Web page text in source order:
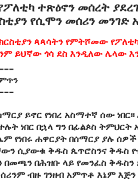
ተጽዕኖን መሰረት
የሲሞን መሰሪን መንገድ
ጳጳሳትን የምትሾመው
ይህኛው ጎሳ ደስ እንዲለው ሌላው
ይኖር የነበረ አስማተኛ ሰው
ነበር በኋላ ግን በፊልጶስ
የነበሩ ሐዋርያት በሰማርያ ያሉ
ሲያውቁ ቅዱስ ጴጥሮስንና ቅዱስ
በሕዝቡ ላይ የመንፈስ ቅዱስን
ብዙ ገንዘብ አምጥቶ እኔም